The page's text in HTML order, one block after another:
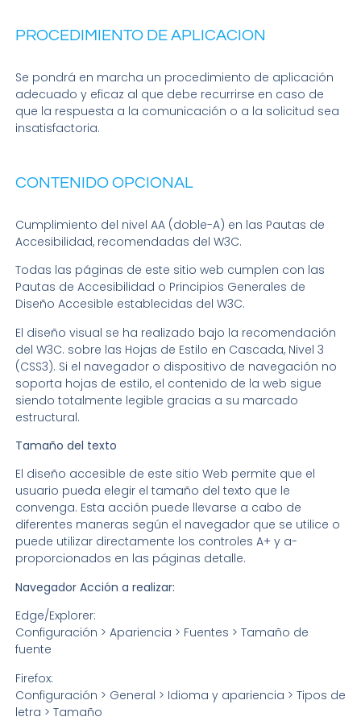
PROCEDIMIENTO DE APLICACION
Se pondrá en marcha un procedimiento de aplicación
adecuado y eficaz al que debe recurrirse en caso de
que la respuesta a la comunicación o a la solicitud sea
insatisfactoria.
CONTENIDO OPCIONAL
Cumplimiento del nivel AA (doble-A) en las Pautas de
Accesibilidad, recomendadas del W3C.
Todas las páginas de este sitio web cumplen con las
Pautas de Accesibilidad o Principios Generales de
Diseño Accesible establecidas del W3C.
El diseño visual se ha realizado bajo la recomendación
del W3C. sobre las Hojas de Estilo en Cascada, Nivel 3
(CSS3). Si el navegador o dispositivo de navegación no
soporta hojas de estilo, el contenido de la web sigue
siendo totalmente legible gracias a su marcado
estructural.
Tamaño del texto
El diseño accesible de este sitio Web permite que el
usuario pueda elegir el tamaño del texto que le
convenga. Esta acción puede llevarse a cabo de
diferentes maneras según el navegador que se utilice o
puede utilizar directamente los controles A+ y a-
proporcionados en las páginas detalle.
Navegador Acción a realizar:
Edge/Explorer:
Configuración > Apariencia > Fuentes > Tamaño de
fuente
Firefox:
Configuración > General > Idioma y apariencia > Tipos de
letra > Tamaño